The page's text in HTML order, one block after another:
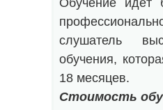
Обучение идёт
слушатель
обучения,
18 месяцев.
Стоимость